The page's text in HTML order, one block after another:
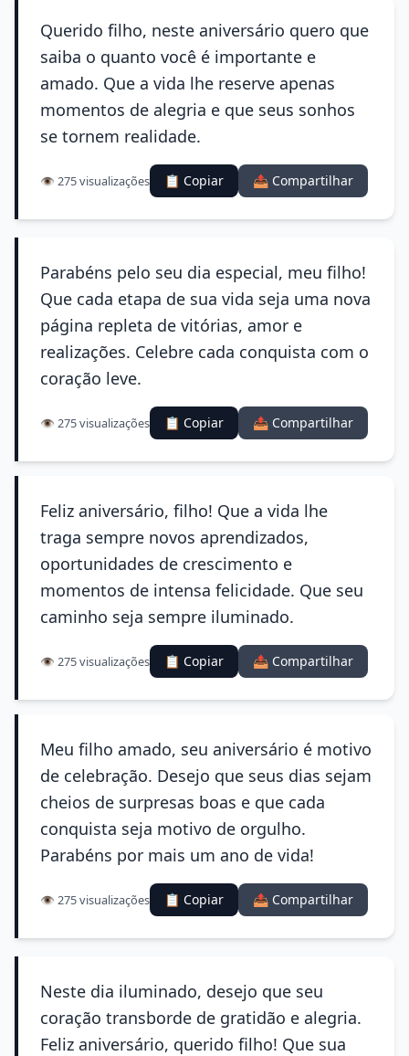
Querido filho, neste aniversário quero que
saiba o quanto você é importante e
amado. Que a vida lhe reserve apenas
momentos de alegria e que seus sonhos
se tornem realidade.
👁️ 275 visualizações 📋 Copiar 📤 Compartilhar
Parabéns pelo seu dia especial, meu filho!
Que cada etapa de sua vida seja uma nova
página repleta de vitórias, amor e
realizações. Celebre cada conquista com o
coração leve.
👁️ 275 visualizações 📋 Copiar 📤 Compartilhar
Feliz aniversário, filho! Que a vida lhe
traga sempre novos aprendizados,
oportunidades de crescimento e
momentos de intensa felicidade. Que seu
caminho seja sempre iluminado.
👁️ 275 visualizações 📋 Copiar 📤 Compartilhar
Meu filho amado, seu aniversário é motivo
de celebração. Desejo que seus dias sejam
cheios de surpresas boas e que cada
conquista seja motivo de orgulho.
Parabéns por mais um ano de vida!
👁️ 275 visualizações 📋 Copiar 📤 Compartilhar
Neste dia iluminado, desejo que seu
coração transborde de gratidão e alegria.
Feliz aniversário, querido filho! Que sua